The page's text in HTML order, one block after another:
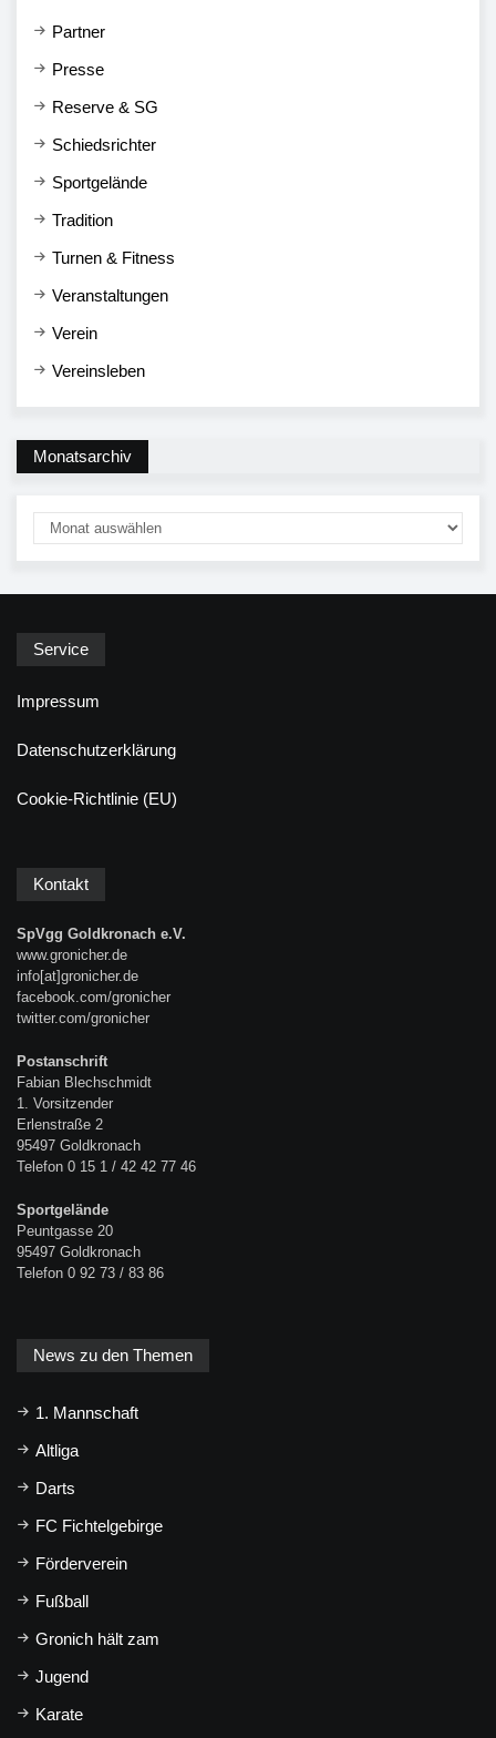
Partner
Presse
Reserve & SG
Schiedsrichter
Sportgelände
Tradition
Turnen & Fitness
Veranstaltungen
Verein
Vereinsleben
Monatsarchiv
Service
Impressum
Datenschutzerklärung
Cookie-Richtlinie (EU)
Kontakt
SpVgg Goldkronach e.V.
www.gronicher.de
info[at]gronicher.de
facebook.com/gronicher
twitter.com/gronicher
Postanschrift
Fabian Blechschmidt
1. Vorsitzender
Erlenstraße 2
95497 Goldkronach
Telefon 0 15 1 / 42 42 77 46
Sportgelände
Peuntgasse 20
95497 Goldkronach
Telefon 0 92 73 / 83 86
News zu den Themen
1. Mannschaft
Altliga
Darts
FC Fichtelgebirge
Förderverein
Fußball
Gronich hält zam
Jugend
Karate